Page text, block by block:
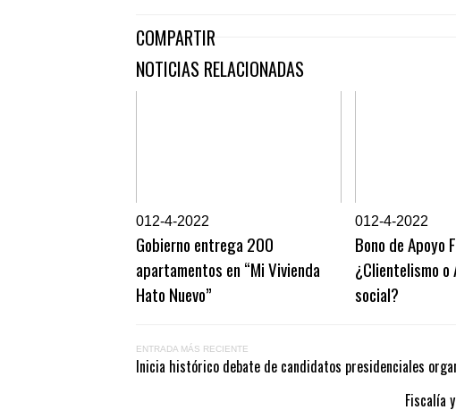
COMPARTIR
NOTICIAS RELACIONADAS
012-4-2022
Gobierno entrega 200
apartamentos en “Mi Vivienda
Hato Nuevo”
012-4-2022
Bono de Apoyo
¿Clientelismo o
social?
ENTRADA MÁS RECIENTE
Inicia histórico debate de candidatos presidenciales
Fiscalía